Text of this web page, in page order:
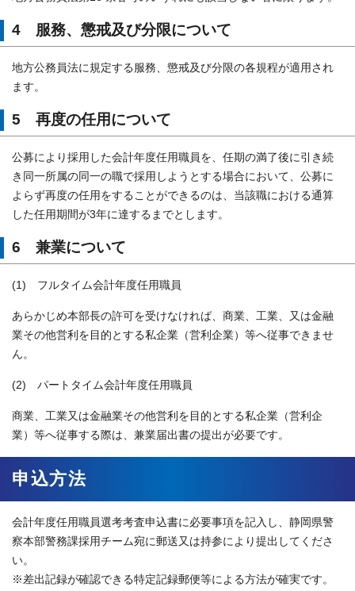
4 服務、懲戒及び分限について
地方公務員法に規定する服務、懲戒及び分限の各規程が適用され
ます。
5 再度の任用について
公募により採用した会計年度任用職員を、任期の満了後に引き続
き同一所属の同一の職で採用しようとする場合において、公募に
よらず再度の任用をすることができるのは、当該職における通算
した任用期間が3年に達するまでとします。
6 兼業について
(1) フルタイム会計年度任用職員
あらかじめ本部長の許可を受けなければ、商業、工業、又は金融
業その他営利を目的とする私企業（営利企業）等へ従事できませ
ん。
(2) パートタイム会計年度任用職員
商業、工業又は金融業その他営利を目的とする私企業（営利企
業）等へ従事する際は、兼業届出書の提出が必要です。
申込方法
会計年度任用職員選考考査申込書に必要事項を記入し、静岡県警
察本部警務課採用チーム宛に郵送又は持参により提出してくださ
い。
※差出記録が確認できる特定記録郵便等による方法が確実です。